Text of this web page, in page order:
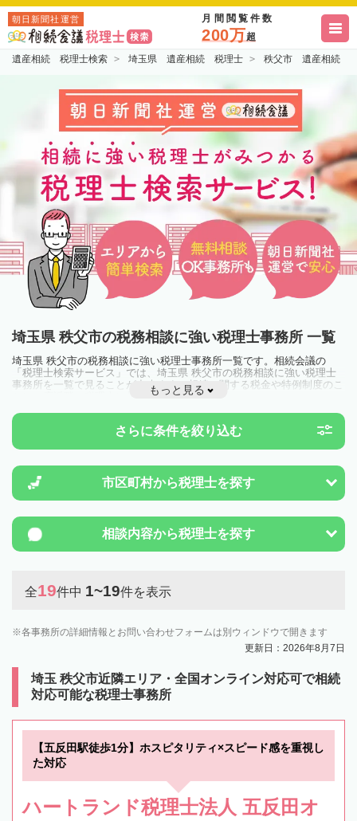
朝日新聞社運営 月間閲覧件数
200万超
遺産相続 税理士検索 埼玉県 遺産相続 税理士 秩父市 遺産相続
埼玉県 秩父市の税務相談に強い税理士事務所 一覧
埼玉県 秩父市の税務相談に強い税理士事務所一覧です。相続会議の
「税理士検索サービス」では、埼玉県 秩父市の税務相談に強い税理士
事務所を一覧で見ることが出来ます。相続に関する税金や特例制度のこ
とは一度近隣の税理士に相談してみましょう。
もっと見る
さらに条件を絞り込む
市区町村から税理士を探す
相談内容から税理士を探す
全19件中 1~19件を表示
各事務所の詳細情報とお問い合わせフォームは別ウィンドウで開きます
更新日：2026年8月7日
埼玉 秩父市近隣エリア・全国オンライン対応可で相続
対応可能な税理士事務所
【五反田駅徒歩1分】ホスピタリティ×スピード感を重視し
た対応
ハートランド税理士法人 五反田オ